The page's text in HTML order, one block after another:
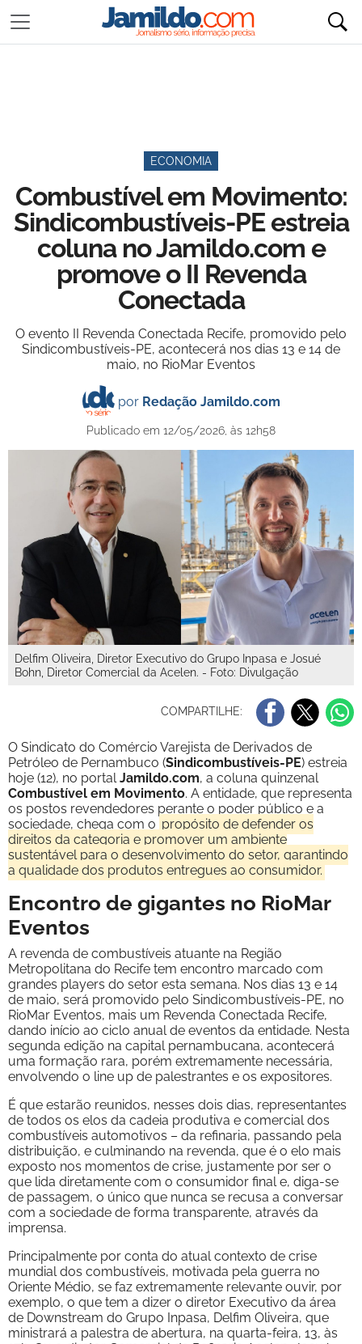
ECONOMIA
Combustível em Movimento:
Sindicombustíveis-PE estreia
coluna no Jamildo.com e
promove o II Revenda
Conectada
O evento II Revenda Conectada Recife, promovido pelo
Sindicombustíveis-PE, acontecerá nos dias 13 e 14 de
maio, no RioMar Eventos
por Redação Jamildo.com
Publicado em 12/05/2026, às 12h58
Delfim Oliveira, Diretor Executivo do Grupo Inpasa e Josué
Bohn, Diretor Comercial da Acelen. - Foto: Divulgação
COMPARTILHE:
O Sindicato do Comércio Varejista de Derivados de
Petróleo de Pernambuco (Sindicombustíveis-PE) estreia
hoje (12), no portal Jamildo.com, a coluna quinzenal
Combustível em Movimento. A entidade, que representa
os postos revendedores perante o poder público e a
sociedade, chega com o propósito de defender os
direitos da categoria e promover um ambiente
sustentável para o desenvolvimento do setor, garantindo
a qualidade dos produtos entregues ao consumidor.
Encontro de gigantes no RioMar
Eventos
A revenda de combustíveis atuante na Região
Metropolitana do Recife tem encontro marcado com
grandes players do setor esta semana. Nos dias 13 e 14
de maio, será promovido pelo Sindicombustíveis-PE, no
RioMar Eventos, mais um Revenda Conectada Recife,
dando início ao ciclo anual de eventos da entidade. Nesta
segunda edição na capital pernambucana, acontecerá
uma formação rara, porém extremamente necessária,
envolvendo o line up de palestrantes e os expositores.
É que estarão reunidos, nesses dois dias, representantes
de todos os elos da cadeia produtiva e comercial dos
combustíveis automotivos – da refinaria, passando pela
distribuição, e culminando na revenda, que é o elo mais
exposto nos momentos de crise, justamente por ser o
que lida diretamente com o consumidor final e, diga-se
de passagem, o único que nunca se recusa a conversar
com a sociedade de forma transparente, através da
imprensa.
Principalmente por conta do atual contexto de crise
mundial dos combustíveis, motivada pela guerra no
Oriente Médio, se faz extremamente relevante ouvir, por
exemplo, o que tem a dizer o diretor Executivo da área
de Downstream do Grupo Inpasa, Delfim Oliveira, que
ministrará a palestra de abertura, na quarta-feira, 13, às